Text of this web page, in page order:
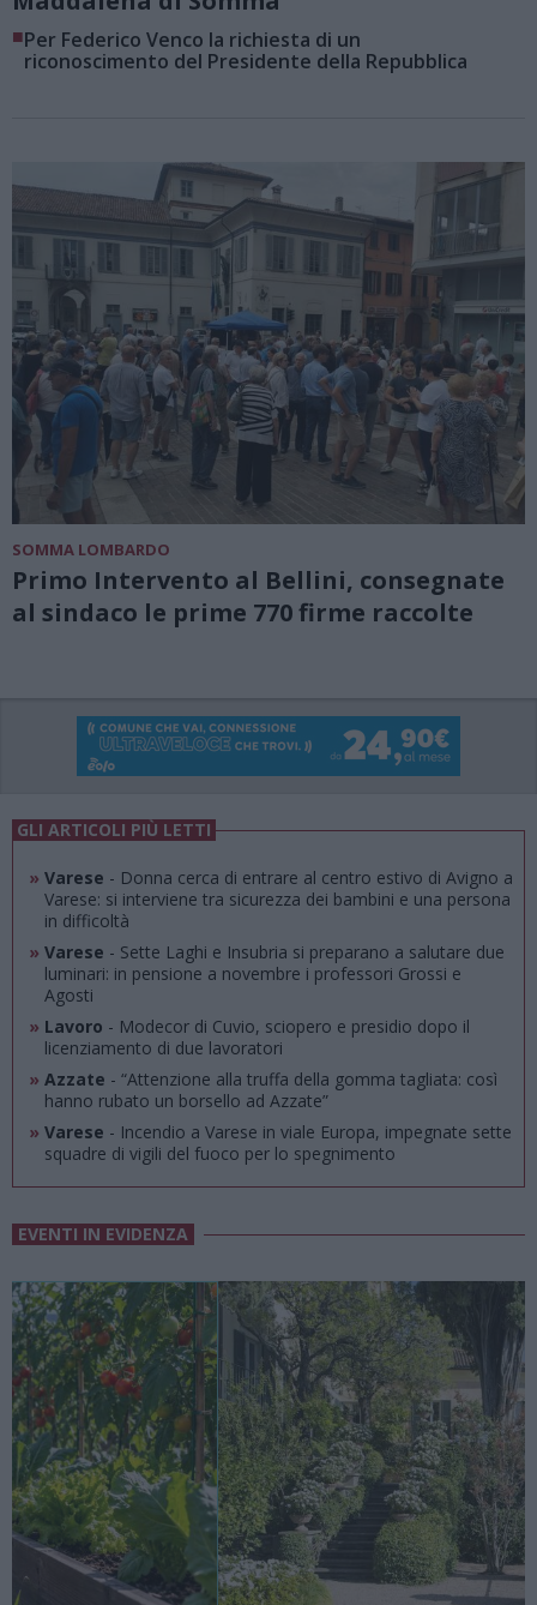
■Per Federico Venco la richiesta di un
riconoscimento del Presidente della Repubblica
SOMMA LOMBARDO
Primo Intervento al Bellini, consegnate
al sindaco le prime 770 firme raccolte
GLI ARTICOLI PIÙ LETTI
» Varese - Donna cerca di entrare al centro estivo di Avigno a
Varese: si interviene tra sicurezza dei bambini e una persona
in difficoltà
» Varese - Sette Laghi e Insubria si preparano a salutare due
luminari: in pensione a novembre i professori Grossi e
Agosti
» Lavoro - Modecor di Cuvio, sciopero e presidio dopo il
licenziamento di due lavoratori
» Azzate - “Attenzione alla truffa della gomma tagliata: così
hanno rubato un borsello ad Azzate”
» Varese - Incendio a Varese in viale Europa, impegnate sette
squadre di vigili del fuoco per lo spegnimento
EVENTI IN EVIDENZA